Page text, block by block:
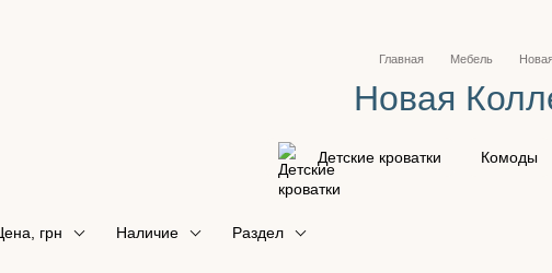
Главная Мебель
Новая
Детские кроватки Комоды
грн Наличие Раздел